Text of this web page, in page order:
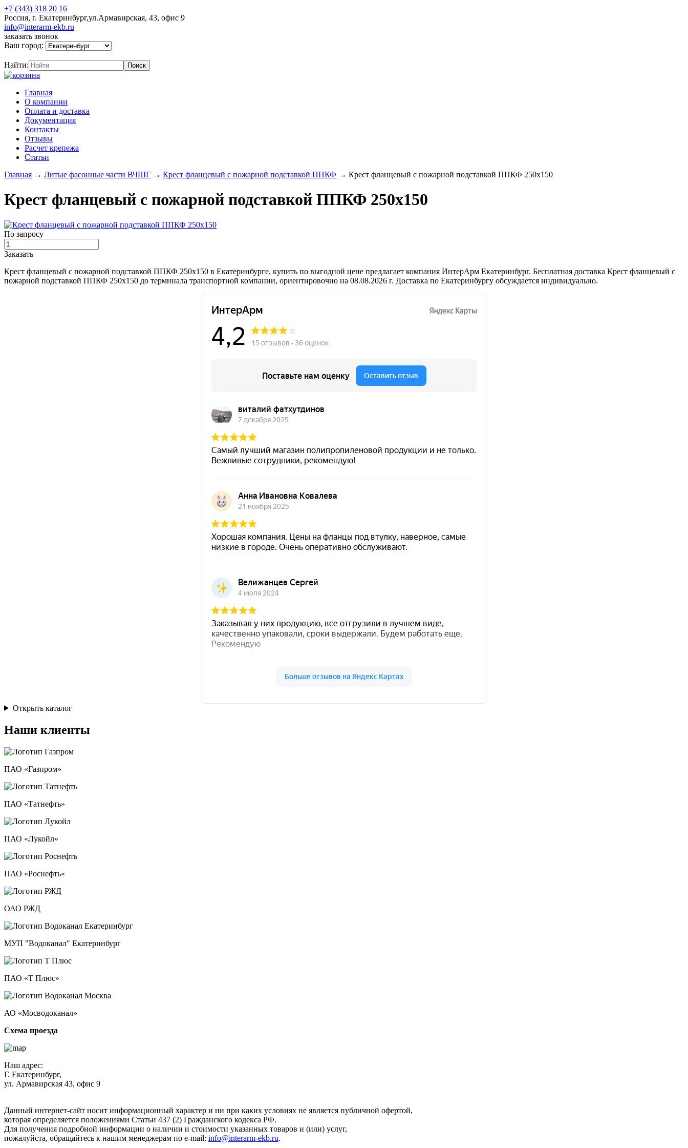
+7 (343) 318 20 16
Россия, г. Екатеринбург,ул.Армавирская, 43, офис 9
info@interarm-ekb.ru
заказать звонок
Ваш город:
Найти:
Главная
О компании
Оплата и доставка
Документация
Контакты
Отзывы
Расчет крепежа
Статьи
Главная → Литые фасонные части ВЧШГ → Крест фланцевый с пожарной подставкой ППКФ → Крест фланцевый с пожарной подставкой ППКФ 250х150
Крест фланцевый с пожарной подставкой ППКФ 250х150
По запросу
Заказать
Крест фланцевый с пожарной подставкой ППКФ 250х150 в Екатеринбурге, купить по выгодной цене предлагает компания ИнтерАрм Екатеринбург. Бесплатная доставка Крест фланцевый с
пожарной подставкой ППКФ 250х150 до терминала транспортной компании, ориентировочно на 08.08.2026 г. Доставка по Екатеринбургу обсуждается индивидуально.
Открыть каталог
Наши клиенты
ПАО «Газпром»
ПАО «Татнефть»
ПАО «Лукойл»
ПАО «Роснефть»
ОАО РЖД
МУП "Водоканал" Екатеринбург
ПАО «Т Плюс»
АО «Мосводоканал»
Схема проезда
Наш адрес:
Г. Екатеринбург,
ул. Армавирская 43, офис 9
Данный интернет-сайт носит информационный характер и ни при каких условиях не является публичной офертой,
которая определяется положениями Статьи 437 (2) Гражданского кодекса РФ.
Для получения подробной информации о наличии и стоимости указанных товаров и (или) услуг,
пожалуйста, обращайтесь к нашим менеджерам по e-mail: info@interarm-ekb.ru.